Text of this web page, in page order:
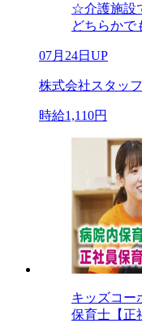
☆介護施設
どちらかで
07月24日UP
株式会社スタッ
時給1,110円
キッズコー
保育士【正